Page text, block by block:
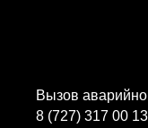
Вызов
8 (727) 317 00 13